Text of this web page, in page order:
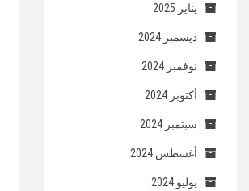
يناير 2025
ديسمبر 2024
نوفمبر 2024
أكتوبر 2024
سبتمبر 2024
أغسطس 2024
يوليو 2024